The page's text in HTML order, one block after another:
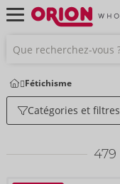
Fétichisme
Catégories et filtres
479